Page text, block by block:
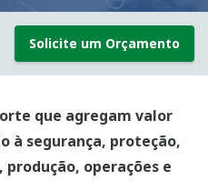
Solicite um Orçamento
que agregam valor
à segurança, proteção,
operações e